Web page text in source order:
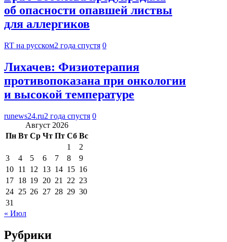
об опасности опавшей листвы
для аллергиков
RT на русском2 года спустя 0
Лихачев: Физиотерапия
противопоказана при онкологии
и высокой температуре
runews24.ru2 года спустя 0
Август 2026
Пн Вт Ср Чт Пт Сб Вс
1
2
3
4 5 6 7 8
9
10 11 12 13 14 15 16
17 18 19 20 21 22 23
24 25 26 27 28 29 30
31
« Июл
Рубрики